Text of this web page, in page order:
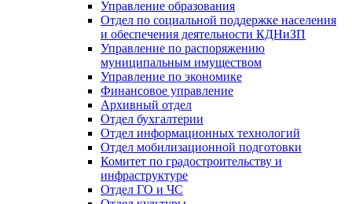
Управление образования
Отдел по социальной поддержке населения
и обеспечения деятельности КДНиЗП
Управление по распоряжению
муниципальным имуществом
Управление по экономике
Финансовое управление
Архивный отдел
Отдел бухгалтерии
Отдел информационных технологий
Отдел мобилизационной подготовки
Комитет по градостроительству и
инфраструктуре
Отдел ГО и ЧС